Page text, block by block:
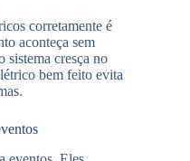
corretamente é
aconteça sem
sistema cresça no
bem feito evita